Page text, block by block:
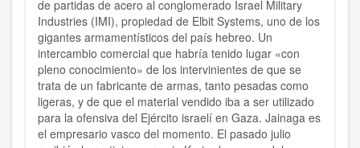
de partidas de acero al conglomerado Israel Military
Industries (IMI), propiedad de Elbit Systems, uno de los
gigantes armamentísticos del país hebreo. Un
intercambio comercial que habría tenido lugar «con
pleno conocimiento» de los intervinientes de que se
trata de un fabricante de armas, tanto pesadas como
ligeras, y de que el material vendido iba a ser utilizado
para la ofensiva del Ejército israelí en Gaza. Jainaga es
el empresario vasco del momento. El pasado julio